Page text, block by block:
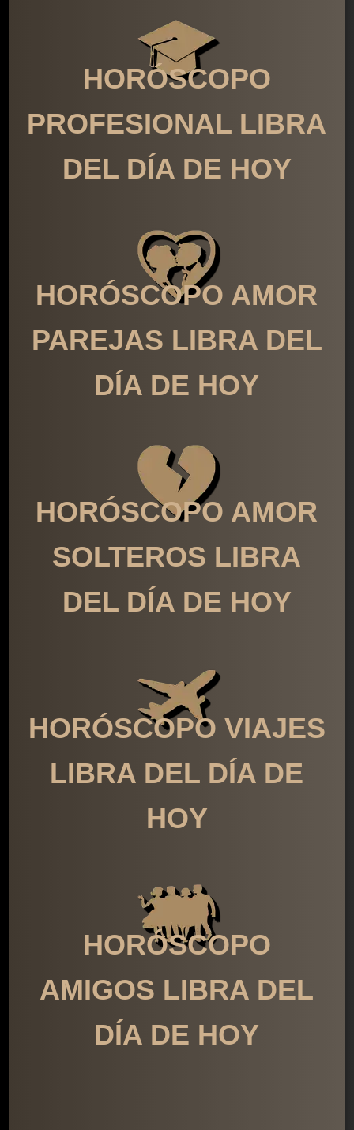
HORÓSCOPO
PROFESIONAL LIBRA
DEL DÍA DE HOY
HORÓSCOPO AMOR
PAREJAS LIBRA DEL
DÍA DE HOY
HORÓSCOPO AMOR
SOLTEROS LIBRA
DEL DÍA DE HOY
HORÓSCOPO VIAJES
LIBRA DEL DÍA DE
HOY
HORÓSCOPO
AMIGOS LIBRA DEL
DÍA DE HOY